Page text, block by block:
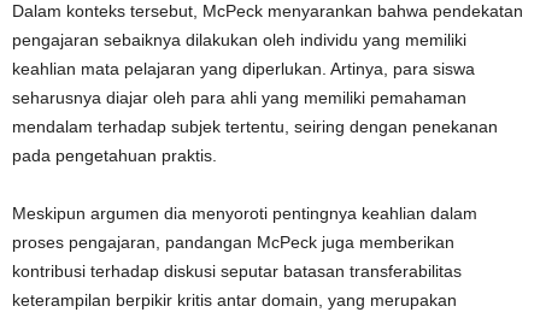
Dalam konteks tersebut, McPeck menyarankan bahwa pendekatan
pengajaran sebaiknya dilakukan oleh individu yang memiliki
keahlian mata pelajaran yang diperlukan. Artinya, para siswa
seharusnya diajar oleh para ahli yang memiliki pemahaman
mendalam terhadap subjek tertentu, seiring dengan penekanan
pada pengetahuan praktis.
Meskipun argumen dia menyoroti pentingnya keahlian dalam
proses pengajaran, pandangan McPeck juga memberikan
kontribusi terhadap diskusi seputar batasan transferabilitas
keterampilan berpikir kritis antar domain, yang merupakan